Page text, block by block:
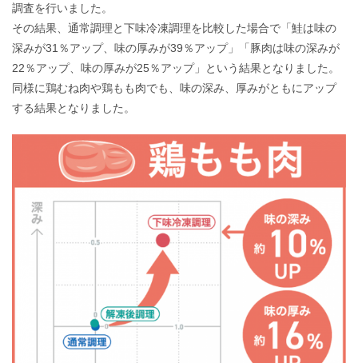
調査を行いました。
その結果、通常調理と下味冷凍調理を比較した場合で「鮭は味の
深みが31％アップ、味の厚みが39％アップ」「豚肉は味の深みが
22％アップ、味の厚みが25％アップ」という結果となりました。
同様に鶏むね肉や鶏もも肉でも、味の深み、厚みがともにアップ
する結果となりました。